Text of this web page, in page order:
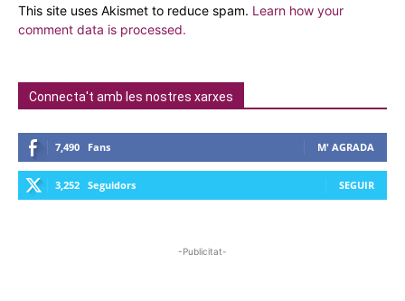
This site uses Akismet to reduce spam. Learn how your
comment data is processed.
Connecta't amb les nostres xarxes
7,490 Fans M' AGRADA
3,252 Seguidors SEGUIR
-Publicitat-